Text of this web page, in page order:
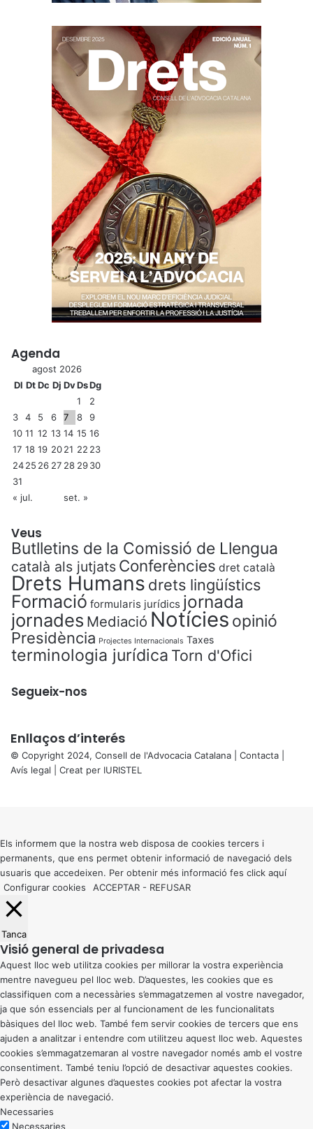
Agenda
agost 2026
Dl DtDc Dj DvDsDg
1
2
3
4 5 6 7 8
9
10 11 12 13 14 15 16
17 18 19 2021 22 23
2425 26 27 28 2930
31
« jul.
set. »
Veus
Butlletins de la Comissió de Llengua
català als jutjats Conferències dret català
Drets Humans drets lingüístics
Formació formularis jurídics jornada
jornades Mediació Notícies opinió
Presidència Projectes Internacionals Taxes
terminologia jurídica Torn d'Ofici
Segueix-nos
Enllaços d’interés
© Copyright 2024, Consell de l'Advocacia Catalana | Contacta
Avís legal | Creat per IURISTEL
button
Els informem que la nostra web disposa de cookies tercers i
permanents, que ens permet obtenir informació de navegació dels
usuaris que accedeixen. Per obtenir més informació fes click aquí
Configurar cookies
ACCEPTAR - REFUSAR
Tanca
Visió general de privadesa
Aquest lloc web utilitza cookies per millorar la vostra experiència
mentre navegueu pel lloc web. D’aquestes, les cookies que es
classifiquen com a necessàries s’emmagatzemen al vostre navegador,
ja que són essencials per al funcionament de les funcionalitats
bàsiques del lloc web. També fem servir cookies de tercers que ens
ajuden a analitzar i entendre com utilitzeu aquest lloc web. Aquestes
cookies s’emmagatzemaran al vostre navegador només amb el vostre
consentiment. També teniu l’opció de desactivar aquestes cookies.
Però desactivar algunes d’aquestes cookies pot afectar la vostra
experiència de navegació.
Necessaries
Necessaries